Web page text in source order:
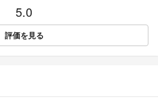
5.0
評価を見る